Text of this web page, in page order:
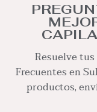
Resuelve
Frecuentes en
productos,